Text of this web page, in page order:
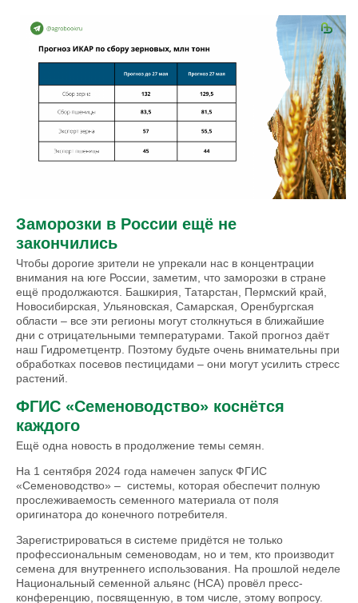
Заморозки в России ещё не
закончились
Чтобы дорогие зрители не упрекали нас в концентрации
внимания на юге России, заметим, что заморозки в стране
ещё продолжаются. Башкирия, Татарстан, Пермский край,
Новосибирская, Ульяновская, Самарская, Оренбургская
области – все эти регионы могут столкнуться в ближайшие
дни с отрицательными температурами. Такой прогноз даёт
наш Гидрометцентр. Поэтому будьте очень внимательны при
обработках посевов пестицидами – они могут усилить стресс
растений.
ФГИС «Семеноводство» коснётся
каждого
Ещё одна новость в продолжение темы семян.
На 1 сентября 2024 года намечен запуск ФГИС
«Семеноводство» – системы, которая обеспечит полную
прослеживаемость семенного материала от поля
оригинатора до конечного потребителя.
Зарегистрироваться в системе придётся не только
профессиональным семеноводам, но и тем, кто производит
семена для внутреннего использования. На прошлой неделе
Национальный семенной альянс (НСА) провёл пресс-
конференцию, посвященную, в том числе, этому вопросу.